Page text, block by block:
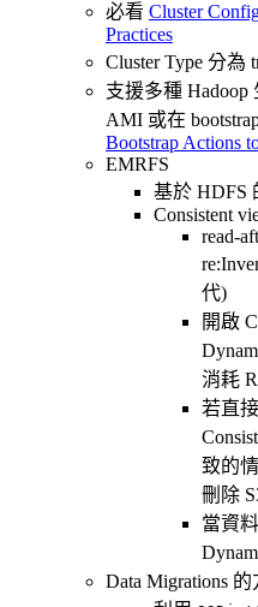
必看 Cluster
Practices
Cluster Type 分為
支援多種 Hadoop
AMI 或在
Bootstrap Actions
EMRFS
基於 HDFS
Consistent
read-
代)
開啟
消耗
若直
致的
刪除
當資
Data Migrations 的